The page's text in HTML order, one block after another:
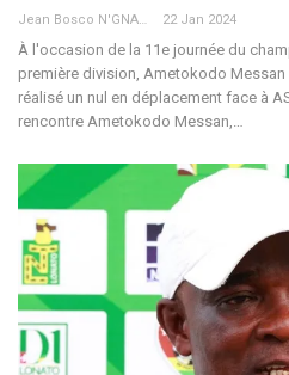
Jean Bosco N'GNAMA 22 Jan 2024
À l'occasion de la 11e journée du
première division, Ametokodo
réalisé un nul en déplacement face à
rencontre Ametokodo Messan,